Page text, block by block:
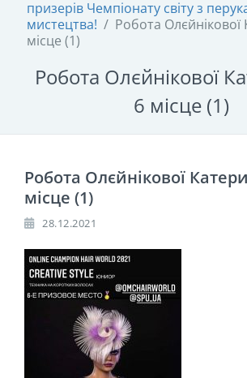
призерів Чемпіонату світу з
мистецтва! / Робота
місце (1)
Робота Олєйнікової
6 місце (1)
Робота Олєйнікової
місце (1)
28.12.2021